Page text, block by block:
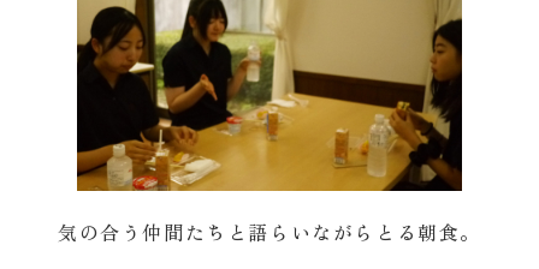
気の合う仲間たちと語らいながらとる朝食。